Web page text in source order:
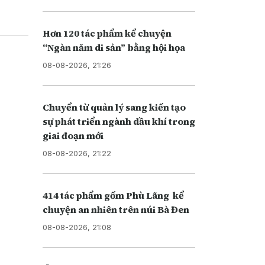
Hơn 120 tác phẩm kể chuyện
“Ngàn năm di sản” bằng hội họa
08-08-2026, 21:26
Chuyển từ quản lý sang kiến tạo
sự phát triển ngành dầu khí trong
giai đoạn mới
08-08-2026, 21:22
414 tác phẩm gốm Phù Lãng kể
chuyện an nhiên trên núi Bà Đen
08-08-2026, 21:08